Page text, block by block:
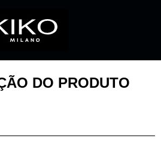
DO PRODUTO